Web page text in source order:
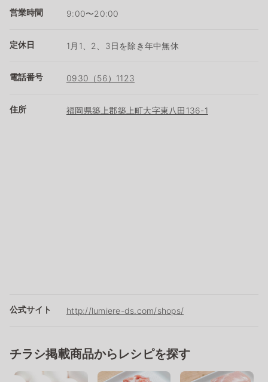
営業時間 9:00〜20:00
定休日 1月1、2、3日を除き年中無休
電話番号 0930（56）1123
住所 福岡県築上郡築上町大字東八田136-1
公式サイト http://lumiere-ds.com/shops/
チラシ掲載商品からレシピを探す